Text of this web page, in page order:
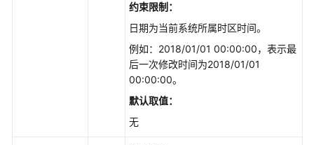
约束限制：
日期为当前系统所属时区时间。
例如：2018/01/01 00:00:00，表示最
后一次修改时间为2018/01/01
00:00:00。
默认取值：
无